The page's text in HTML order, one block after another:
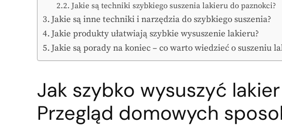
Jakie są techniki szybkiego suszenia lakieru do paznokci?
Jakie są inne techniki i narzędzia do szybkiego suszenia?
Jakie produkty ułatwiają szybkie wysuszenie lakieru?
Jakie są porady na koniec – co warto wiedzieć o suszeniu
Jak szybko wysuszyć
Przegląd domowych